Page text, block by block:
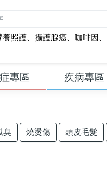
養照護、 攝護腺癌、 咖啡因、
專區 疾病專區
臭 燒燙傷 頭皮毛髮